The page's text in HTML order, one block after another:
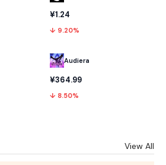
¥1.24
↓ 9.20%
Audiera
¥364.99
↓ 8.50%
View All